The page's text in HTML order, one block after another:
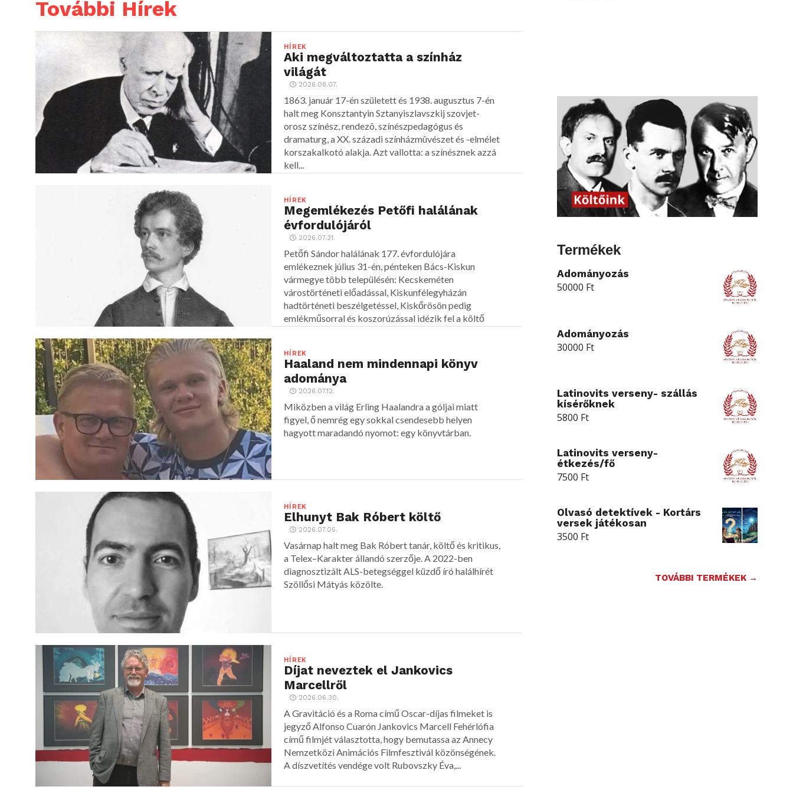
További Hírek
HÍREK
Aki megváltoztatta a színház
világát
2026.08.07.
1863. január 17-én született és 1938. augusztus 7-én
halt meg Konsztantyin Sztanyiszlavszkij szovjet-
orosz színész, rendezõ, színészpedagógus és
dramaturg, a XX. századi színházmûvészet és -elmélet
korszakalkotó alakja. Azt vallotta: a színésznek azzá
kell...
HÍREK
Megemlékezés Petőfi halálának
évfordulójáról
2026.07.31.
Petőfi Sándor halálának 177. évfordulójára
emlékeznek július 31-én, pénteken Bács-Kiskun
vármegye több településén: Kecskeméten
várostörténeti előadással, Kiskunfélegyházán
hadtörténeti beszélgetéssel, Kiskőrösön pedig
emlékműsorral és koszorúzással idézik fel a költő
HÍREK
Haaland nem mindennapi könyv
adománya
2026.07.12.
Miközben a világ Erling Haalandra a góljai miatt
figyel, ő nemrég egy sokkal csendesebb helyen
hagyott maradandó nyomot: egy könyvtárban.
HÍREK
Elhunyt Bak Róbert költő
2026.07.05.
Vasárnap halt meg Bak Róbert tanár, költő és kritikus,
a Telex–Karakter állandó szerzője. A 2022-ben
diagnosztizált ALS-betegséggel küzdő író halálhírét
Szöllősi Mátyás közölte.
HÍREK
Díjat neveztek el Jankovics
Marcellről
2026.06.30.
A Gravitáció és a Roma című Oscar-díjas filmeket is
jegyző Alfonso Cuarón Jankovics Marcell Fehérlófia
című filmjét választotta, hogy bemutassa az Annecy
Nemzetközi Animációs Filmfesztivál közönségének.
A díszvetítés vendége volt Rubovszky Éva,...
Termékek
Adományozás
50000 Ft
Adományozás
30000 Ft
Latinovits verseny- szállás
kísérőknek
5800 Ft
Latinovits verseny-
étkezés/fő
7500 Ft
Olvasó detektívek - Kortárs
versek játékosan
3500 Ft
TOVÁBBI TERMÉKEK →